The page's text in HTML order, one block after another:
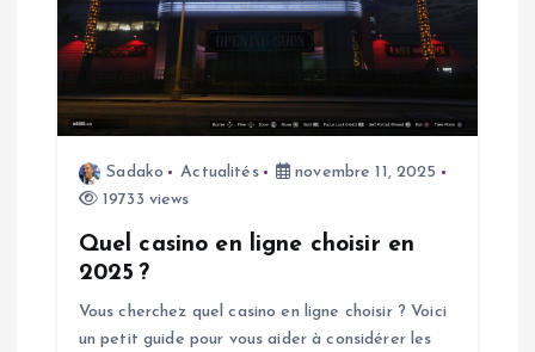
Sadako Actualités
novembre 11, 2025
19733 views
Quel casino en ligne choisir en
2025 ?
Vous cherchez quel casino en ligne choisir ? Voici
un petit guide pour vous aider à considérer les